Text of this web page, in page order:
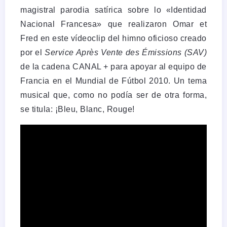
magistral parodia satírica sobre lo «Identidad
Nacional Francesa» que realizaron Omar et
Fred en este vídeoclip del himno oficioso creado
por elService Après Vente des Émissions (SAV)
de la cadena CANAL + para apoyar al equipo de
Francia en el Mundial de Fútbol 2010. Un tema
musical que, como no podía ser de otra forma,
se titula: ¡Bleu, Blanc, Rouge!